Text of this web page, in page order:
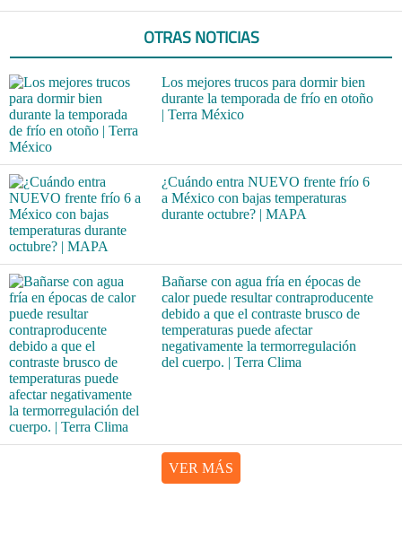
OTRAS NOTICIAS
Los mejores trucos para dormir bien
durante la temporada de frío en otoño
| Terra México
¿Cuándo entra NUEVO frente frío 6
a México con bajas temperaturas
durante octubre? | MAPA
Bañarse con agua fría en épocas de
calor puede resultar contraproducente
debido a que el contraste brusco de
temperaturas puede afectar
negativamente la termorregulación
del cuerpo. | Terra Clima
VER MÁS